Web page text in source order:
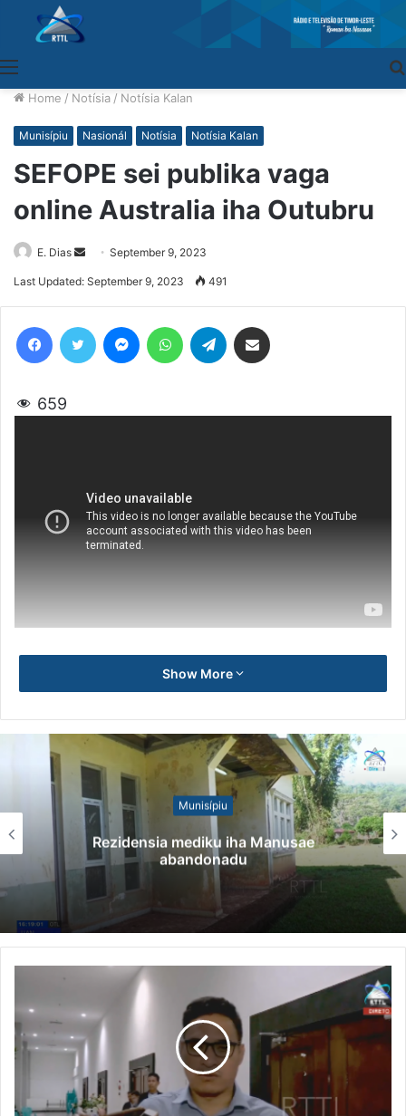
Home / Notísia / Notísia Kalan
Munisípiu Nasionál Notísia Notísia Kalan
SEFOPE sei publika vaga
online Australia iha Outubru
E. Dias
Send
an
September 9, 2023
Last Updated: September 9, 2023 491
659
Show More
Munisípiu
Rezidensia mediku iha Manusae
abandonadu